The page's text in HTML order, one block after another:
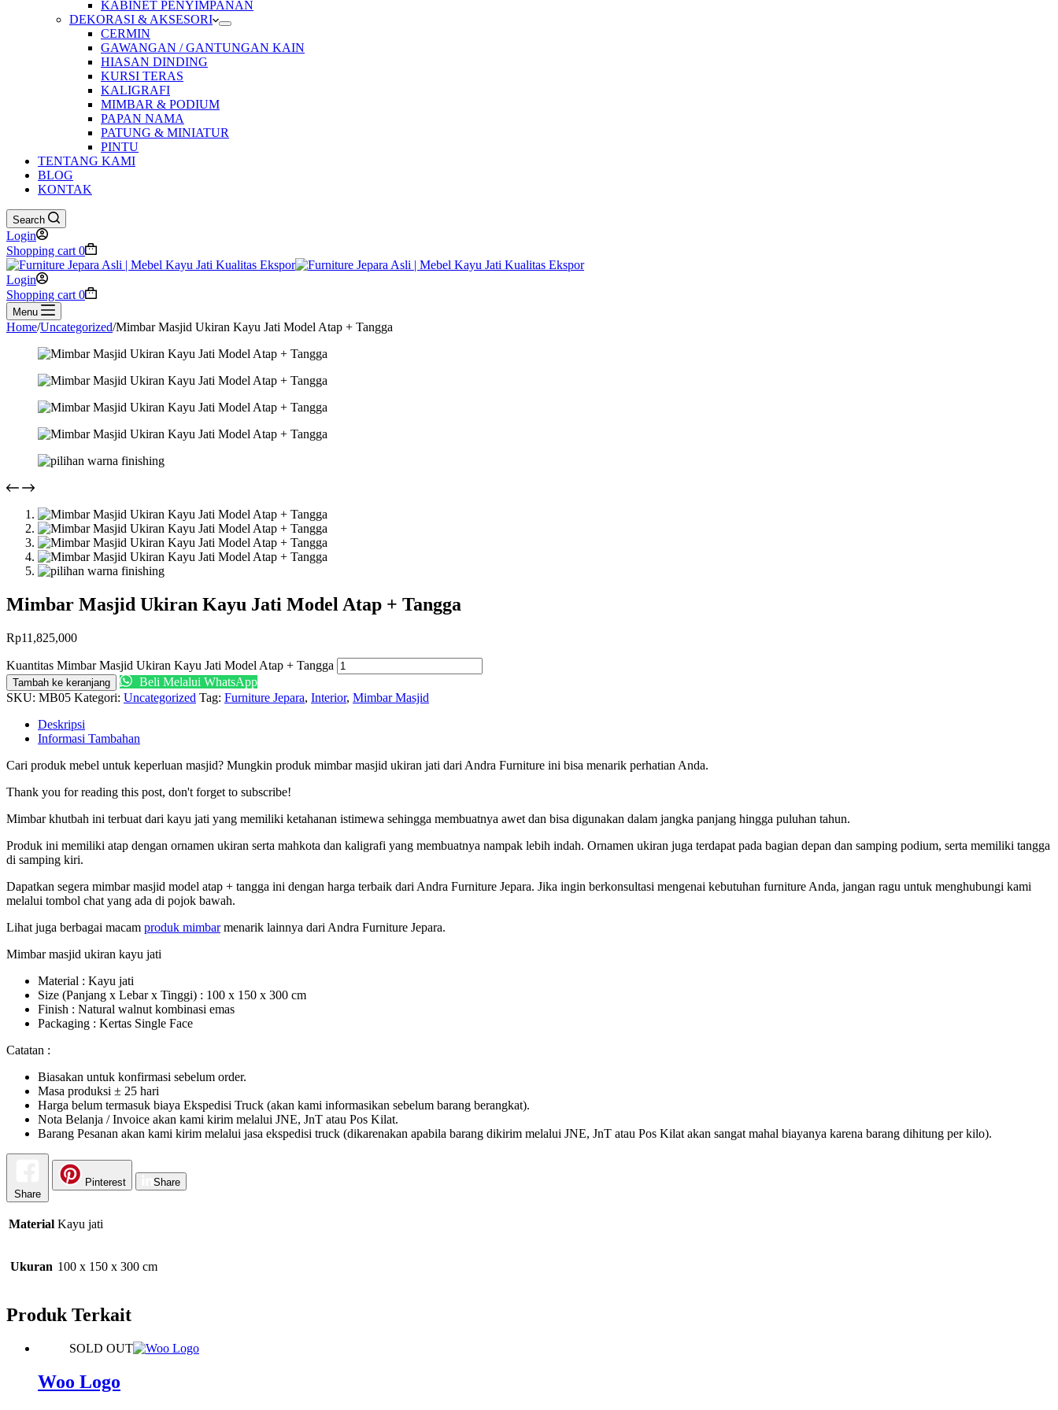
KABINET PENYIMPANAN
DEKORASI & AKSESORI
CERMIN
GAWANGAN / GANTUNGAN KAIN
HIASAN DINDING
KURSI TERAS
KALIGRAFI
MIMBAR & PODIUM
PAPAN NAMA
PATUNG & MINIATUR
PINTU
TENTANG KAMI
BLOG
KONTAK
Search
Login
Shopping cart 0
Login
Shopping cart 0
Menu
Home/Uncategorized/Mimbar Masjid Ukiran Kayu Jati Model Atap + Tangga
Mimbar Masjid Ukiran Kayu Jati Model Atap + Tangga
Rp11,825,000
Kuantitas Mimbar Masjid Ukiran Kayu Jati Model Atap + Tangga
Tambah ke keranjang
Beli Melalui WhatsApp
SKU: MB05 Kategori: Uncategorized Tag: Furniture Jepara, Interior, Mimbar Masjid
Deskripsi
Informasi Tambahan
Cari produk mebel untuk keperluan masjid? Mungkin produk mimbar masjid ukiran jati dari Andra Furniture ini bisa menarik perhatian Anda.
Thank you for reading this post, don't forget to subscribe!
Mimbar khutbah ini terbuat dari kayu jati yang memiliki ketahanan istimewa sehingga membuatnya awet dan bisa digunakan dalam jangka panjang hingga puluhan tahun.
Produk ini memiliki atap dengan ornamen ukiran serta mahkota dan kaligrafi yang membuatnya nampak lebih indah. Ornamen ukiran juga terdapat pada bagian depan dan samping podium, serta memiliki tangga
di samping kiri.
Dapatkan segera mimbar masjid model atap + tangga ini dengan harga terbaik dari Andra Furniture Jepara. Jika ingin berkonsultasi mengenai kebutuhan furniture Anda, jangan ragu untuk menghubungi kami
melalui tombol chat yang ada di pojok bawah.
Lihat juga berbagai macam produk mimbarmenarik lainnya dari Andra Furniture Jepara.
Mimbar masjid ukiran kayu jati
Material : Kayu jati
Size (Panjang x Lebar x Tinggi) : 100 x 150 x 300 cm
Finish : Natural walnut kombinasi emas
Packaging : Kertas Single Face
Catatan :
Biasakan untuk konfirmasi sebelum order.
Masa produksi ± 25 hari
Harga belum termasuk biaya Ekspedisi Truck (akan kami informasikan sebelum barang berangkat).
Nota Belanja / Invoice akan kami kirim melalui JNE, JnT atau Pos Kilat.
Barang Pesanan akan kami kirim melalui jasa ekspedisi truck (dikarenakan apabila barang dikirim melalui JNE, JnT atau Pos Kilat akan sangat mahal biayanya karena barang dihitung per kilo).
Share
Pinterest Share
Material Kayu jati
Ukuran 100 x 150 x 300 cm
Produk Terkait
SOLD OUT
Woo Logo